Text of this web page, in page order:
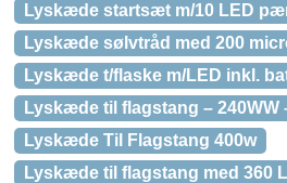
Lyskæde startsæt m/10 LED
Lyskæde sølvtråd med 200
Lyskæde t/flaske m/LED inkl.
Lyskæde til flagstang – 240WW
Lyskæde Til Flagstang 400w
Lyskæde til flagstang med 360